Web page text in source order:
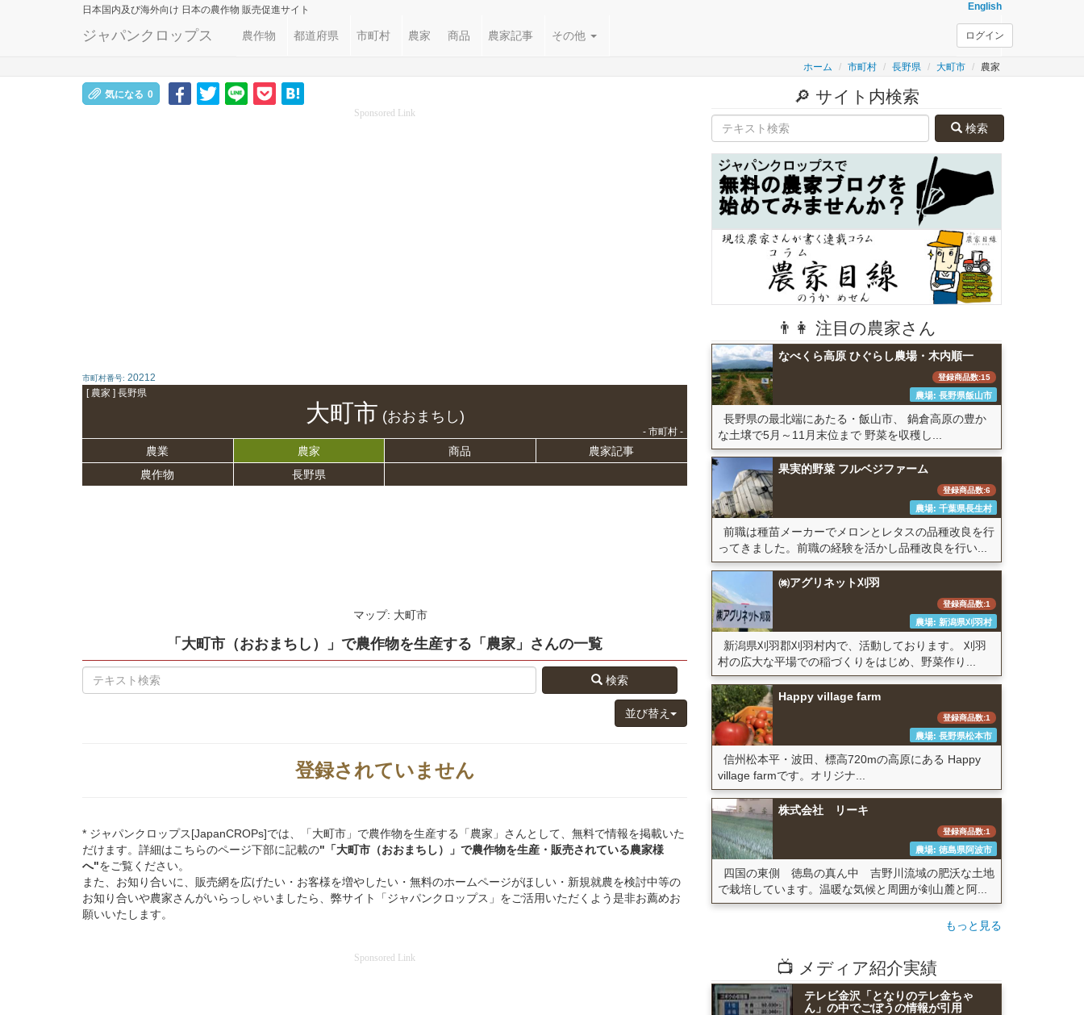
日本国内及び海外向け 日本の農作物 販売促進サイト English
ジャパンクロップス 農作物 都道府県 市町村 農家 商品 農家記事 その他 ログイン
ホーム 市町村 長野県 大町市 農家
気になる 0
Sponsored Link
市町村番号: 20212
[ 農家 ] 長野県
大町市 (おおまちし)
- 市町村 -
農業 農家 商品
農家記事
農作物
長野県
マップ: 大町市
「大町市（おおまちし）」 で農作物を生産する 「農家」さんの一覧
検索
並び替え
登録されていません
* ジャパンクロップス[JapanCROPs]では、「大町市」で農作物を生産する「農家」さんとして、無料で情報を掲載いた
だけます。詳細はこちらのページ下部に記載の"「大町市（おおまちし）」 で農作物を生産・販売されている農家様
へ"をご覧ください。
また、お知り合いに、販売網を広げたい・お客様を増やしたい・無料のホームページがほしい・新規就農を検討中等の
お知り合いや農家さんがいらっしゃいましたら、弊サイト「ジャパンクロップス」をご活用いただくよう是非お薦めお
願いいたします。
Sponsored Link
🔎 サイト内検索
検索
👨👩 注目の農家さん
なべくら高原 ひぐらし農場・木内順一
登録商品数:15
農場: 長野県飯山市
長野県の最北端にあたる・飯山市、 鍋倉高原の豊か
な土壌で5月～11月末位まで 野菜を収穫し...
果実的野菜 フルベジファーム
登録商品数:6
農場: 千葉県長生村
前職は種苗メーカーでメロンとレタスの品種改良を行
ってきました。前職の経験を活かし品種改良を行い...
㈱アグリネット刈羽
登録商品数:1
農場: 新潟県刈羽村
新潟県刈羽郡刈羽村内で、活動しております。 刈羽
村の広大な平場での稲づくりをはじめ、野菜作り...
Happy village farm
登録商品数:1
農場: 長野県松本市
信州松本平・波田、標高720mの高原にある Happy
village farmです。オリジナ...
株式会社 リーキ
登録商品数:1
農場: 徳島県阿波市
四国の東側 徳島の真ん中 吉野川流域の肥沃な土地
で栽培しています。温暖な気候と周囲が剣山麓と阿...
もっと見る
📺 メディア紹介実績
テレビ金沢「となりのテレ金ちゃ
ん」の中でごぼうの情報が引用